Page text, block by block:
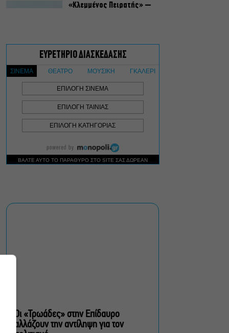
«Κλεμμένος Πειρατής» –
στην Πάτμο
Artist Unknown – Η Ήβη
ήταν εδώ: Η συγκλονιστική
ιστορία της ζωγράφου
Ήβης Στάγκαλη στο
Δημοτικό Θέατρο Πειραιά
Conduit Ensemble:
Ανοιχτό κάλεσμα σε
μουσικούς για τη
δημιουργία ορχήστρας
Οι «Τρωάδες» στην Επίδαυρο
αλλάζουν την αντίληψη για τον